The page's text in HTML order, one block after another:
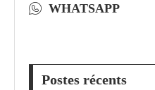
WHATSAPP
Postes récents